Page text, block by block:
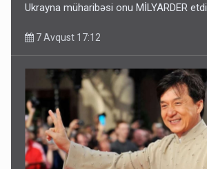
Ukrayna müharibəsi onu MİLYARDER etdi
7 Avqust 17:12